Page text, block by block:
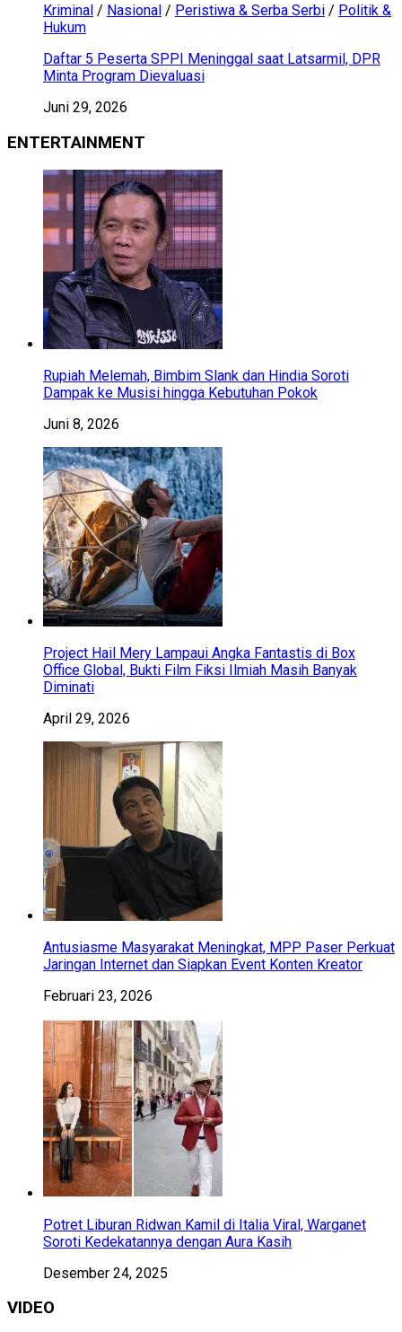
Kriminal / Nasional / Peristiwa & Serba Serbi / Politik &
Hukum
Daftar 5 Peserta SPPI Meninggal saat Latsarmil, DPR
Minta Program Dievaluasi
Juni 29, 2026
ENTERTAINMENT
Rupiah Melemah, Bimbim Slank dan Hindia Soroti
Dampak ke Musisi hingga Kebutuhan Pokok
Juni 8, 2026
Project Hail Mery Lampaui Angka Fantastis di Box
Office Global, Bukti Film Fiksi Ilmiah Masih Banyak
Diminati
April 29, 2026
Antusiasme Masyarakat Meningkat, MPP Paser Perkuat
Jaringan Internet dan Siapkan Event Konten Kreator
Februari 23, 2026
Potret Liburan Ridwan Kamil di Italia Viral, Warganet
Soroti Kedekatannya dengan Aura Kasih
Desember 24, 2025
VIDEO